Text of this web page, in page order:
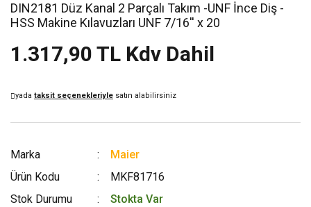
DIN2181 Düz Kanal 2 Parçalı Takım -UNF İnce Diş -
HSS Makine Kılavuzları UNF 7/16'' x 20
1.317,90 TL Kdv Dahil
yada taksit seçenekleriyle satın alabilirsiniz
Marka
Maier
Ürün Kodu
MKF81716
Stok Durumu
Stokta Var